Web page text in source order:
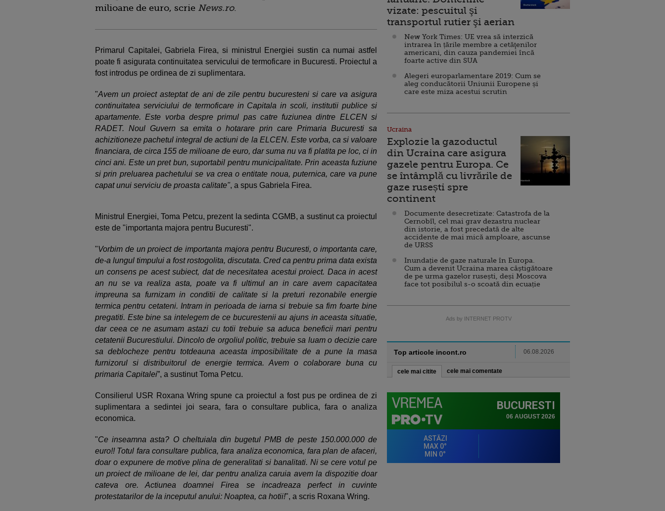
milioane de euro, scrie News.ro.
Primarul Capitalei, Gabriela Firea, si ministrul Energiei sustin ca numai astfel
poate fi asigurata continuitatea servicului de termoficare in Bucuresti. Proiectul a
fost introdus pe ordinea de zi suplimentara.
"Avem un proiect asteptat de ani de zile pentru bucuresteni si care va asigura
continuitatea serviciului de termoficare in Capitala in scoli, institutii publice si
apartamente. Este vorba despre primul pas catre fuziunea dintre ELCEN si
RADET. Noul Guvern sa emita o hotarare prin care Primaria Bucuresti sa
achizitioneze pachetul integral de actiuni de la ELCEN. Este vorba, ca si valoare
financiara, de circa 155 de milioane de euro, dar suma nu va fi platita pe loc, ci in
cinci ani. Este un pret bun, suportabil pentru municipalitate. Prin aceasta fuziune
si prin preluarea pachetului se va crea o entitate noua, puternica, care va pune
capat unui serviciu de proasta calitate", a spus Gabriela Firea.
Ministrul Energiei, Toma Petcu, prezent la sedinta CGMB, a sustinut ca proiectul
este de "importanta majora pentru Bucuresti".
"Vorbim de un proiect de importanta majora pentru Bucuresti, o importanta care,
de-a lungul timpului a fost rostogolita, discutata. Cred ca pentru prima data exista
un consens pe acest subiect, dat de necesitatea acestui proiect. Daca in acest
an nu se va realiza asta, poate va fi ultimul an in care avem capacitatea
impreuna sa furnizam in conditii de calitate si la preturi rezonabile energie
termica pentru cetateni. Intram in perioada de iarna si trebuie sa fim foarte bine
pregatiti. Este bine sa intelegem de ce bucurestenii au ajuns in aceasta situatie,
dar ceea ce ne asumam astazi cu totii trebuie sa aduca beneficii mari pentru
cetatenii Bucurestiului. Dincolo de orgoliul politic, trebuie sa luam o decizie care
sa deblocheze pentru totdeauna aceasta imposibilitate de a pune la masa
furnizorul si distribuitorul de energie termica. Avem o colaborare buna cu
primaria Capitalei”, a sustinut Toma Petcu.
Consilierul USR Roxana Wring spune ca proiectul a fost pus pe ordinea de zi
suplimentara a sedintei joi seara, fara o consultare publica, fara o analiza
economica.
"Ce inseamna asta? O cheltuiala din bugetul PMB de peste 150.000.000 de
euro!! Totul fara consultare publica, fara analiza economica, fara plan de afaceri,
doar o expunere de motive plina de generalitati si banalitati. Ni se cere votul pe
un proiect de milioane de lei, dar pentru analiza caruia avem la dispozitie doar
cateva ore. Actiunea doamnei Firea se incadreaza perfect in cuvinte
protestatarilor de la inceputul anului: Noaptea, ca hotii!", a scris Roxana Wring.
vizate: pescuitul şi
transportul rutier şi aerian
New York Times: UE vrea să interzică
intrarea în țările membre a cetăţenilor
americani, din cauza pandemiei încă
foarte active din SUA
Alegeri europarlamentare 2019: Cum se
aleg conducătorii Uniunii Europene și
care este miza acestui scrutin
Ucraina
Explozie la gazoductul
din Ucraina care asigura
gazele pentru Europa. Ce
se întâmplă cu livrările de
gaze rusești spre
continent
Documente desecretizate: Catastrofa de la
Cernobîl, cel mai grav dezastru nuclear
din istorie, a fost precedată de alte
accidente de mai mică amploare, ascunse
de URSS
Inundație de gaze naturale în Europa.
Cum a devenit Ucraina marea câștigătoare
de pe urma gazelor rusești, deși Moscova
face tot posibilul s-o scoată din ecuație
Ads by INTERNET PROTV
Top articole incont.ro 06.08.2026
cele mai citite cele mai comentate